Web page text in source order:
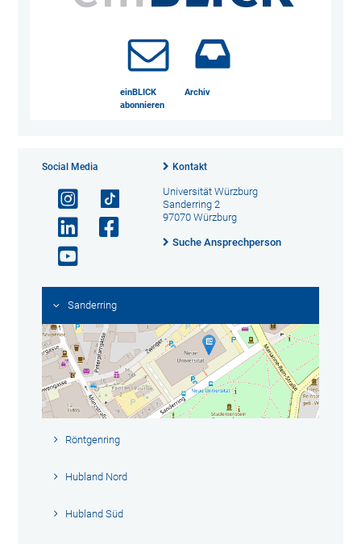
einBLICK
abonnieren
Archiv
Social Media Kontakt
Universität Würzburg
Sanderring 2
97070 Würzburg
Suche Ansprechperson
Sanderring
Röntgenring
Hubland Nord
Hubland Süd